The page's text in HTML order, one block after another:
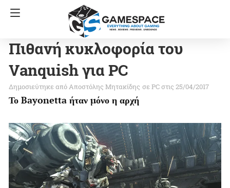
Πιθανή κυκλοφορία του
Vanquish για PC
Αποστόλης Μητακίδης σε PCστις 25/04/2017
Το Bayonetta ήταν μόνο η αρχή